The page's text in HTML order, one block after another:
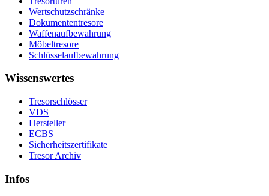
Wertschutzschränke
Dokumententresore
Waffenaufbewahrung
Möbeltresore
Schlüsselaufbewahrung
Wissenswertes
Tresorschlösser
VDS
Hersteller
ECBS
Sicherheitszertifikate
Tresor Archiv
Infos